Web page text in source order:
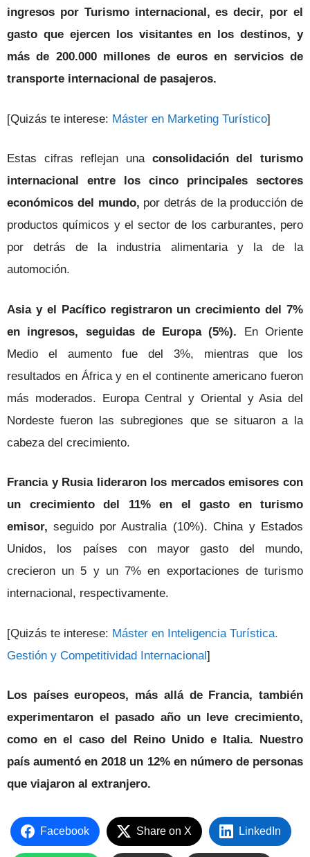
ingresos por Turismo internacional, es decir, por el
gasto que ejercen los visitantes en los destinos, y
más de 200.000 millones de euros en servicios de
transporte internacional de pasajeros.
[Quizás te interese: Máster en Marketing Turístico]
Estas cifras reflejan una consolidación del turismo
internacional entre los cinco principales sectores
económicos del mundo, por detrás de la producción de
productos químicos y el sector de los carburantes, pero
por detrás de la industria alimentaria y la de la
automoción.
Asia y el Pacífico registraron un crecimiento del 7%
en ingresos, seguidas de Europa (5%). En Oriente
Medio el aumento fue del 3%, mientras que los
resultados en África y en el continente americano fueron
más moderados. Europa Central y Oriental y Asia del
Nordeste fueron las subregiones que se situaron a la
cabeza del crecimiento.
Francia y Rusia lideraron los mercados emisores con
un crecimiento del 11% en el gasto en turismo
emisor, seguido por Australia (10%). China y Estados
Unidos, los países con mayor gasto del mundo,
crecieron un 5 y un 7% en exportaciones de turismo
internacional, respectivamente.
[Quizás te interese: Máster en Inteligencia Turística.
Gestión y Competitividad Internacional]
Los países europeos, más allá de Francia, también
experimentaron el pasado año un leve crecimiento,
como en el caso del Reino Unido e Italia. Nuestro
país aumentó en 2018 un 12% en número de personas
que viajaron al extranjero.
Facebook Share on X LinkedIn